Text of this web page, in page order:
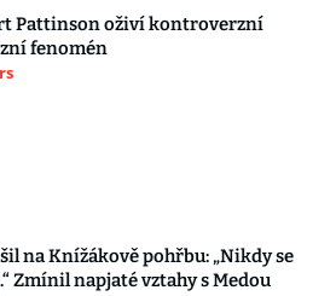
Pattinson oživí kontroverzní
fenomén
na Knížákově pohřbu: „Nikdy se
Zmínil napjaté vztahy s Medou